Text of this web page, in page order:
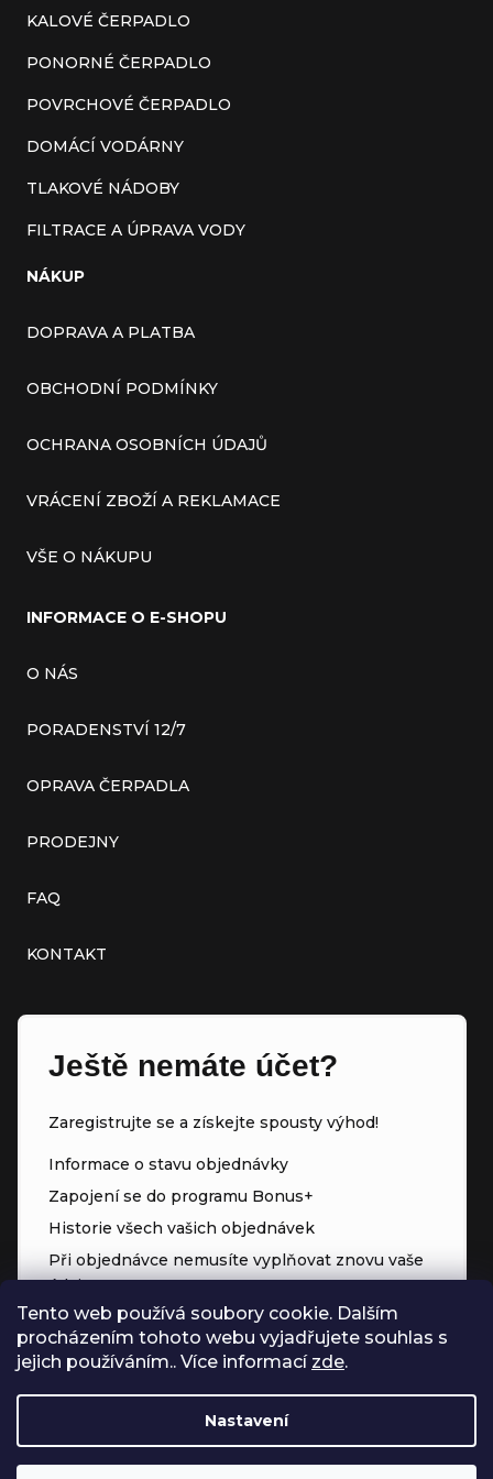
Tento web používá soubory cookie. Dalším
procházením tohoto webu vyjadřujete souhlas s
jejich používáním.. Více informací zde.
Nastavení
KALOVÉ ČERPADLO
PONORNÉ ČERPADLO
POVRCHOVÉ ČERPADLO
DOMÁCÍ VODÁRNY
TLAKOVÉ NÁDOBY
FILTRACE A ÚPRAVA VODY
NÁKUP
DOPRAVA A PLATBA
OBCHODNÍ PODMÍNKY
OCHRANA OSOBNÍCH ÚDAJŮ
VRÁCENÍ ZBOŽÍ A REKLAMACE
VŠE O NÁKUPU
INFORMACE O E-SHOPU
O NÁS
PORADENSTVÍ 12/7
OPRAVA ČERPADLA
PRODEJNY
FAQ
KONTAKT
Ještě nemáte účet?
Zaregistrujte se a získejte spousty výhod!
Informace o stavu objednávky
Zapojení se do programu Bonus+
Historie všech vašich objednávek
Při objednávce nemusíte vyplňovat znovu vaše
údaje
Přednostní přístup ke slevám
Body za každý nákup